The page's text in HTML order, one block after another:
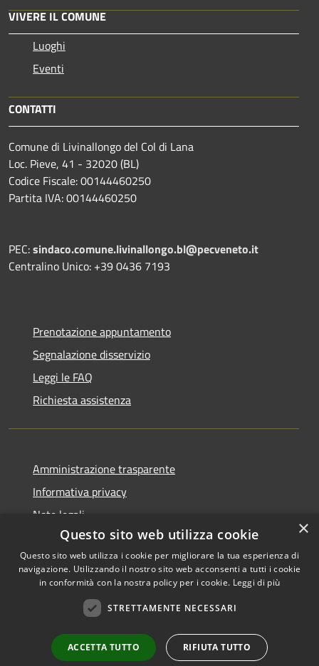
VIVERE IL COMUNE
Luoghi
Eventi
CONTATTI
Comune di Livinallongo del Col di Lana
Loc. Pieve, 41 - 32020 (BL)
Codice Fiscale: 00144460250
Partita IVA: 00144460250
PEC:sindaco.comune.livinallongo.bl@pecveneto.it
Centralino Unico: +39 0436 7193
Prenotazione appuntamento
Segnalazione disservizio
Leggi le FAQ
Richiesta assistenza
Amministrazione trasparente
Informativa privacy
Note legali
Dichiarazione di accessibilità
Copyright © 2026 • Comune di
Powered byMunicipium
Accesso redazione
×
Questo sito web utilizza cookie
Questo sito web utilizza i cookie per migliorare la tua esperienza di
navigazione. Utilizzando il nostro sito web acconsenti a tutti i cookie
in conformità con la nostra policy per i cookie. Leggi di più
STRETTAMENTE NECESSARI
ACCETTA TUTTO RIFIUTA TUTTO